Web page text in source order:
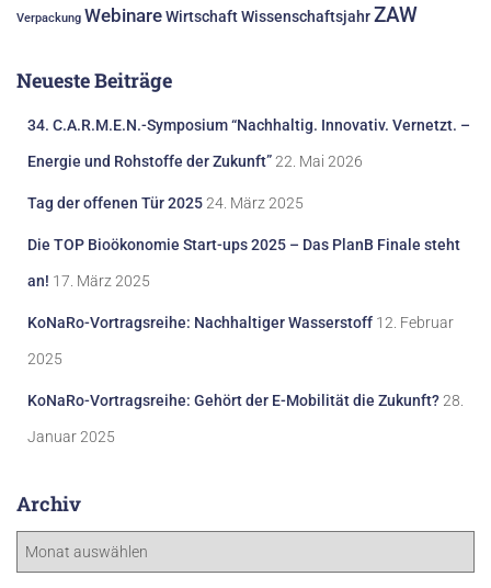
Verpackung WebinareWirtschaftWissenschaftsjahrZAW
Neueste Beiträge
34. C.A.R.M.E.N.-Symposium “Nachhaltig. Innovativ. Vernetzt. –
Energie und Rohstoffe der Zukunft”22. Mai 2026
Tag der offenen Tür 202524. März 2025
Die TOP Bioökonomie Start-ups 2025 – Das PlanB Finale steht
an! 17. März 2025
KoNaRo-Vortragsreihe: Nachhaltiger Wasserstoff 12. Februar
2025
KoNaRo-Vortragsreihe: Gehört der E-Mobilität die Zukunft?28.
Januar 2025
Archiv